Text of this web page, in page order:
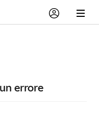
errore